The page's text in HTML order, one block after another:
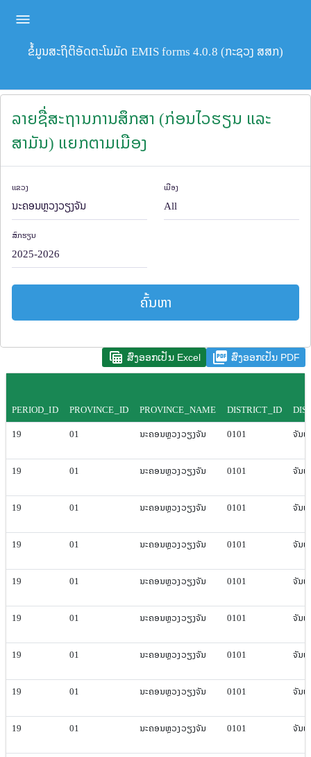
ຂໍ້ມູນສະຖິຕິອັດຕະໂນມັດ EMIS forms 4.0.8 (ກະຊວງ ສສກ)
ລາຍຊື່ສະຖານການສຶກສາ (ກ່ອນໄວຮຽນ ແລະ
ສາມັນ) ແຍກຕາມເມືອງ
ແຂວງ ເມືອງ
ສົກຮຽນ
ຄົ້ນຫາ
table_view ສົ່ງອອກເປັນ Excel picture_as_pdf ສົ່ງອອກເປັນ PDF
PERIOD_ID PROVINCE_ID PROVINCE_NAME DISTRICT_ID
19
01 ນະຄອນຫຼວງ​ວຽງ​ຈັນ 0101 ຈັນ
19 01 ນະຄອນຫຼວງ​ວຽງ​ຈັນ 0101 ຈັນ
19 01 ນະຄອນຫຼວງ​ວຽງ​ຈັນ 0101 ຈັນ
19 01 ນະຄອນຫຼວງ​ວຽງ​ຈັນ 0101 ຈັນ
19 01 ນະຄອນຫຼວງ​ວຽງ​ຈັນ 0101 ຈັນ
19 01 ນະຄອນຫຼວງ​ວຽງ​ຈັນ 0101 ຈັນ
19 01 ນະຄອນຫຼວງ​ວຽງ​ຈັນ 0101 ຈັນ
19 01 ນະຄອນຫຼວງ​ວຽງ​ຈັນ 0101 ຈັນ
19 01 ນະຄອນຫຼວງ​ວຽງ​ຈັນ 0101 ຈັນ